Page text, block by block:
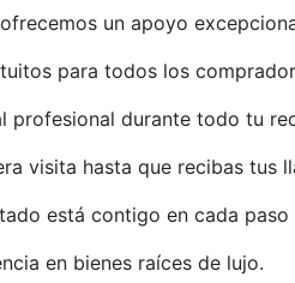
un apoyo
para todos los
profesional durante todo tu
visita hasta que recibas tus
está contigo en cada paso
en bienes raíces de lujo.